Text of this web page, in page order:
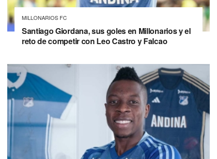
MILLONARIOS FC
Santiago Giordana, sus goles en Millonarios y el
reto de competir con Leo Castro y Falcao